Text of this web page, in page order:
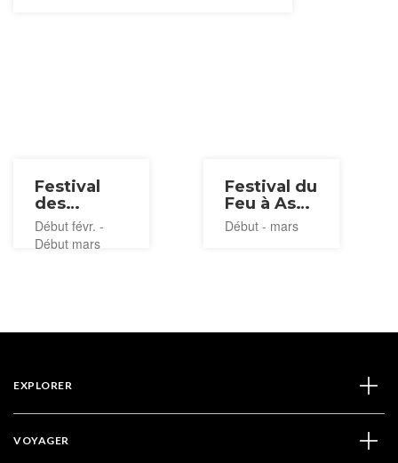
Festival
des
lanternes
de
Yamaga
Début févr. -
Début mars
Festival du
Feu à Aso
2027
Début - mars
EXPLORER
VOYAGER